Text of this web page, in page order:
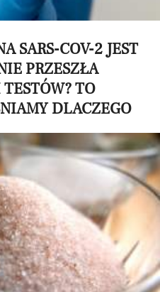
SARS-COV-2 JEST
PRZESZŁA
TO
DLACZEGO